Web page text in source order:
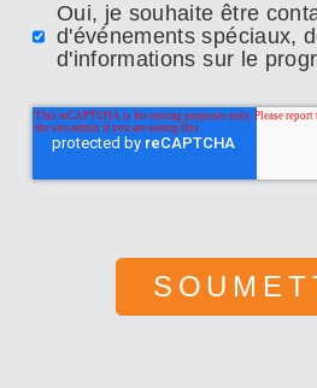
Oui, je souhaite être
d'événements spéciaux,
d'informations sur le